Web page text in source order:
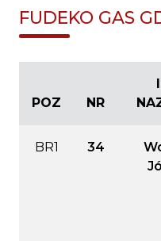
FUDEKO GAS
POZ NR
BR1 34